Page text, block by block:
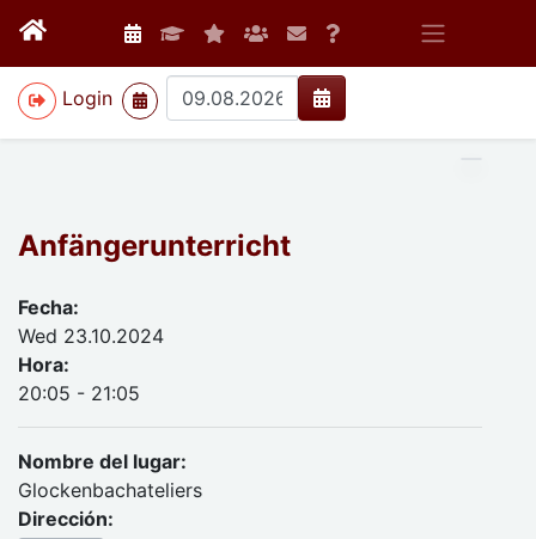
Login
>
Anfängerunterricht
Fecha:
Wed 23.10.2024
Hora:
20:05 - 21:05
Nombre del lugar:
Glockenbachateliers
Dirección: